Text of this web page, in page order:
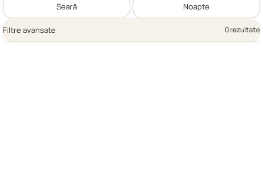
Seară Noapte
Filtre avansate 0 rezultate